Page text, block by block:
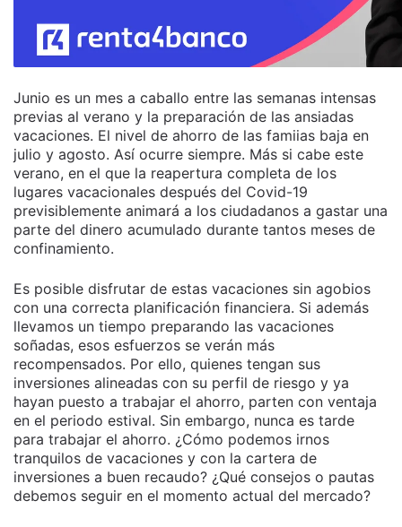
Junio es un mes a caballo entre las semanas intensas
previas al verano y la preparación de las ansiadas
vacaciones. El nivel de ahorro de las famiias baja en
julio y agosto. Así ocurre siempre. Más si cabe este
verano, en el que la reapertura completa de los
lugares vacacionales después del Covid-19
previsiblemente animará a los ciudadanos a gastar una
parte del dinero acumulado durante tantos meses de
confinamiento.
Es posible disfrutar de estas vacaciones sin agobios
con una correcta planificación financiera. Si además
llevamos un tiempo preparando las vacaciones
soñadas, esos esfuerzos se verán más
recompensados. Por ello, quienes tengan sus
inversiones alineadas con su perfil de riesgo y ya
hayan puesto a trabajar el ahorro, parten con ventaja
en el periodo estival. Sin embargo, nunca es tarde
para trabajar el ahorro. ¿Cómo podemos irnos
tranquilos de vacaciones y con la cartera de
inversiones a buen recaudo? ¿Qué consejos o pautas
debemos seguir en el momento actual del mercado?